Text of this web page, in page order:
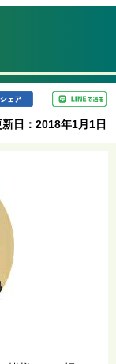
新日：2018年1月1日